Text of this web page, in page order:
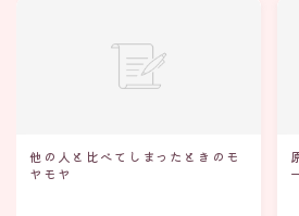
他の人と比べてしまったときのモ
ヤモヤ